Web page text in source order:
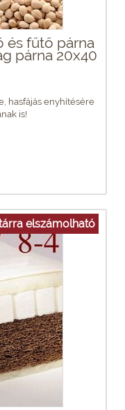
és fűtő párna
párna 20x40
hasfájás enyhítésére
is!
elszámolható